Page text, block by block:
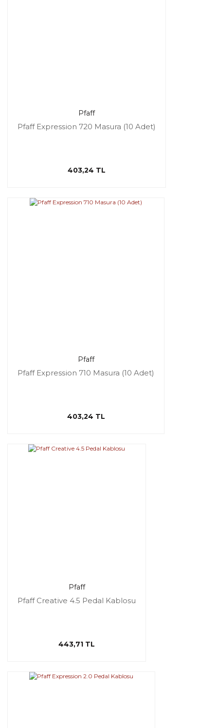
Pfaff
Pfaff Expression 720 Masura (10 Adet)
403,24 TL
Pfaff
Pfaff Expression 710 Masura (10 Adet)
403,24 TL
Pfaff
Pfaff Creative 4.5 Pedal Kablosu
443,71 TL